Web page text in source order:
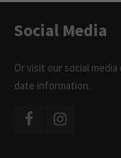
Social Media
Or visit our social
date information.